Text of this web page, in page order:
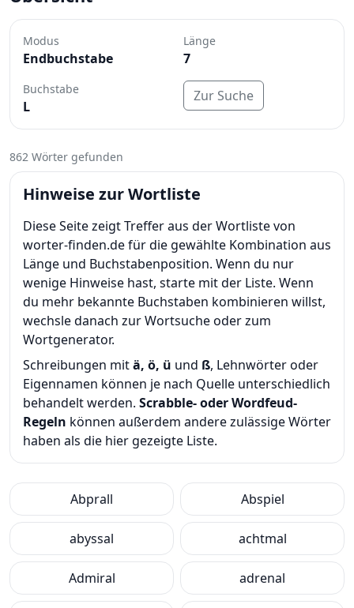
Modus
Endbuchstabe
Länge
7
Buchstabe
L
Zur Suche
862 Wörter gefunden
Hinweise zur Wortliste
Diese Seite zeigt Treffer aus der Wortliste von
worter-finden.de für die gewählte Kombination aus
Länge und Buchstabenposition. Wenn du nur
wenige Hinweise hast, starte mit der Liste. Wenn
du mehr bekannte Buchstaben kombinieren willst,
wechsle danach zur Wortsuche oder zum
Wortgenerator.
Schreibungen mitä, ö, ü und ß, Lehnwörter oder
Eigennamen können je nach Quelle unterschiedlich
behandelt werden. Scrabble- oder Wordfeud-
Regeln können außerdem andere zulässige Wörter
haben als die hier gezeigte Liste.
Abprall Abspiel
abyssal achtmal
Admiral adrenal